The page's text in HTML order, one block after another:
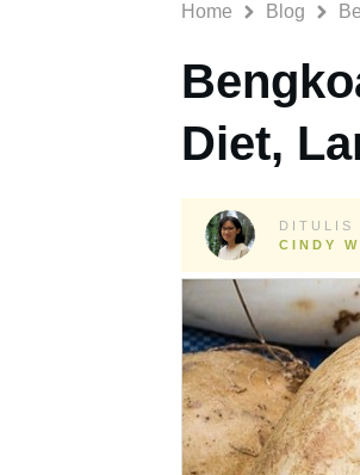
Home Blog
Diet,
DITULIS
CINDY